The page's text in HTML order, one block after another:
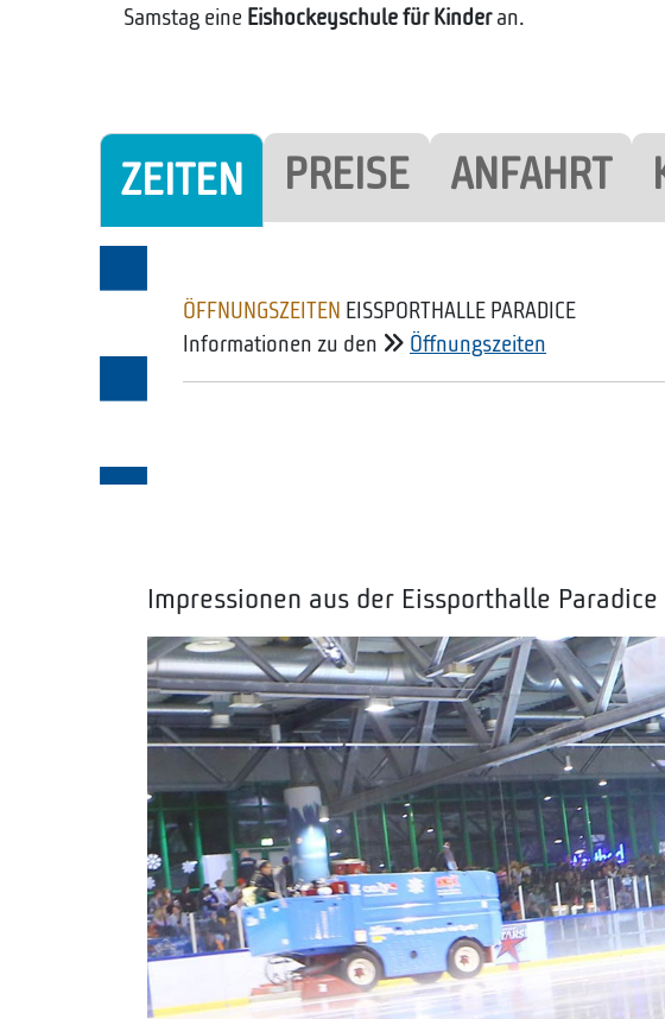
Samstag eine Eishockeyschule für Kinderan.
ZEITEN PREISE ANFAHRT
ÖFFNUNGSZEITEN EISSPORTHALLE PARADICE
Informationen zu den
Öffnungszeiten
Impressionen aus der Eissporthalle Paradice